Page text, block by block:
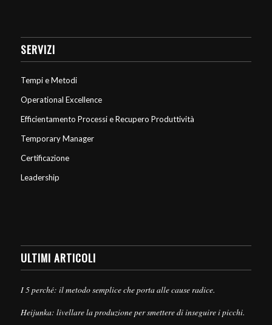
SERVIZI
Tempi e Metodi
Operational Excellence
Efficientamento Processi e Recupero Produttività
Temporary Manager
Certificazione
Leadership
ULTIMI ARTICOLI
I 5 perché: il metodo semplice che porta alle cause radice.
Heijunka: livellare la produzione per smettere di inseguire i picchi.